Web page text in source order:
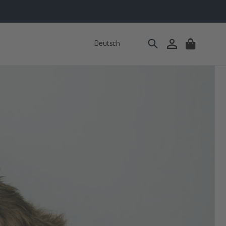
Deutsch EinloggenWarenkorb